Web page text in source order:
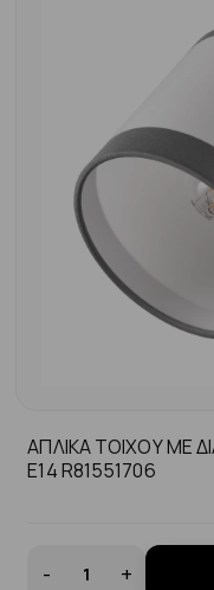
ΑΠΛΙΚΑ ΤΟΙΧΟΥ ΜΕ
Ε14 R81551706
- +